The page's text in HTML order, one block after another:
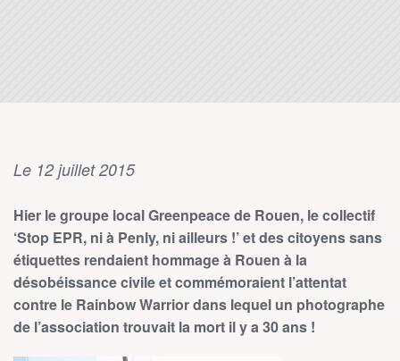
Le 12 juillet 2015
Hier le groupe local Greenpeace de Rouen, le collectif
‘Stop EPR, ni à Penly, ni ailleurs !’ et des citoyens sans
étiquettes rendaient hommage à Rouen à la
désobéissance civile et commémoraient l’attentat
contre le Rainbow Warrior dans lequel un photographe
de l’association trouvait la mort il y a 30 ans !